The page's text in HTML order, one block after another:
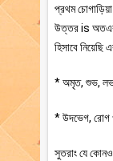
প্রথম
উত্তর is অতএব,
হিসাবে
* অমৃত, শুভ, লভ
* উদভেগ, রোগ
সুতরাং যে